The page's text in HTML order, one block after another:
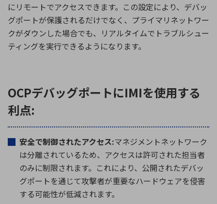
にリモートでアクセスできます。この設定により、デバッ
グポートが保護されるだけでなく、プライマリネットワー
クがダウンした場合でも、リアルタイムでトラブルシュー
ティングを実行できるようになります。
OCPデバッグポートにIMIを使用する
利点:
安全で制御されたアクセス:マネジメントネットワーク
は分離されているため、アクセスは許可された担当者
のみに制限されます。これにより、公開されたデバッ
グポートを通じて攻撃者が重要なハードウェアを侵害
する可能性が低減されます。